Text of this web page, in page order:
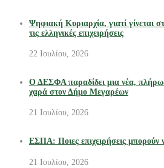
Ψηφιακή Κυριαρχία, γιατί γίνεται
τις ελληνικές επιχειρήσεις
22 Ιουλίου, 2026
Ο ΔΕΣΦΑ παραδίδει μια νέα,
χαρά στον Δήμο Μεγαρέων
21 Ιουλίου, 2026
ΕΣΠΑ: Ποιες επιχειρήσεις μπορούν
21 Ιουλίου, 2026